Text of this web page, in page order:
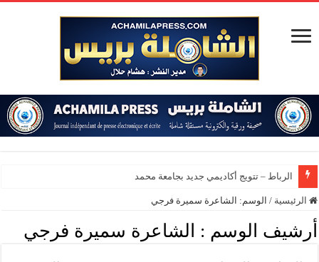
الرباط – تتويج أكاديمي جديد بجامعة محمد الخامس
الرئيسية / الوسم: الشاعرة سميرة فرجي
أرشيف الوسم : الشاعرة سميرة فرجي